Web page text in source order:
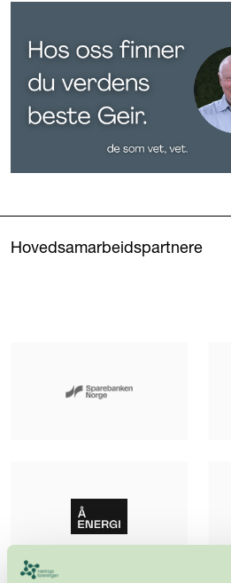
Hovedsamarbeidspartnere